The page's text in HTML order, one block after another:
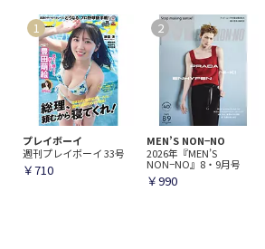
プレイボーイ
週刊プレイボーイ 33号
￥710
MEN’S NON−NO
2026年『MEN’S
NON−NO』8・9月号
￥990